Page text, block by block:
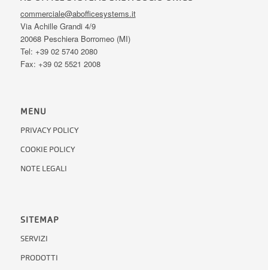
Via Achille Grandi 4/9
20068 Peschiera Borromeo (MI)
Tel: +39 02 5740 2080
Fax: +39 02 5521 2008
MENU
SITEMAP